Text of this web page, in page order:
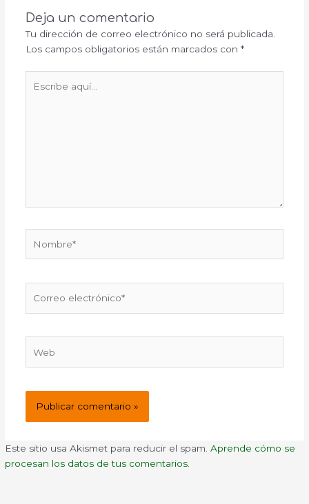
Deja un comentario
Tu dirección de correo electrónico no será publicada.
Los campos obligatorios están marcados con *
aquí...
electrónico*
Este sitio usa Akismet para reducir el spam.Aprende cómo se
procesan los datos de tus comentarios.